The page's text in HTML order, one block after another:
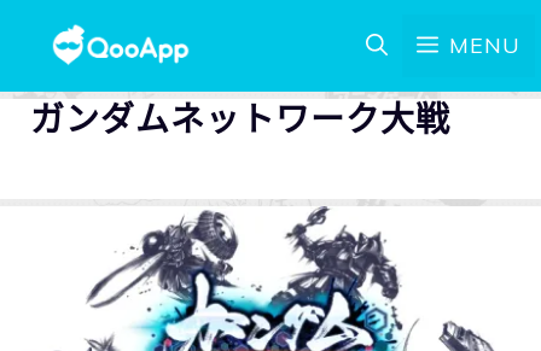
MENU
ガンダムネットワーク大戦